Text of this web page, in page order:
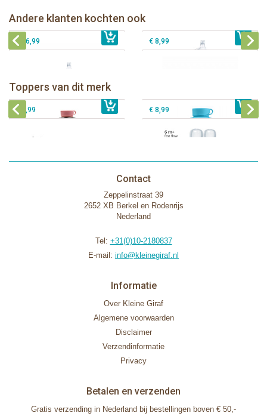
Andere klanten kochten ook
€ 8,99
Pura tuitfles 325 ml + rose sleeve
€ 26,99 € 8,99
Toppers van dit merk
Pura thermos sportfles 475 ml +
unicorn sleeve
€ 40,99Pura silicone tuit 2 stuks
€ 9,99 € 8,99
Contact
Zeppelinstraat 39
2652 XB Berkel en Rodenrijs
Nederland
Tel: +31(0)10-2180837
E-mail: info@kleinegiraf.nl
Informatie
Over Kleine Giraf
Algemene voorwaarden
Disclaimer
Verzendinformatie
Privacy
Betalen en verzenden
Gratis verzending in Nederland bij bestellingen boven € 50,-